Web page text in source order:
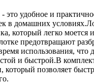
это удобное и
в домашних
который легко моется
предотвращают
использования, что
и быстрой.В
который позволяет